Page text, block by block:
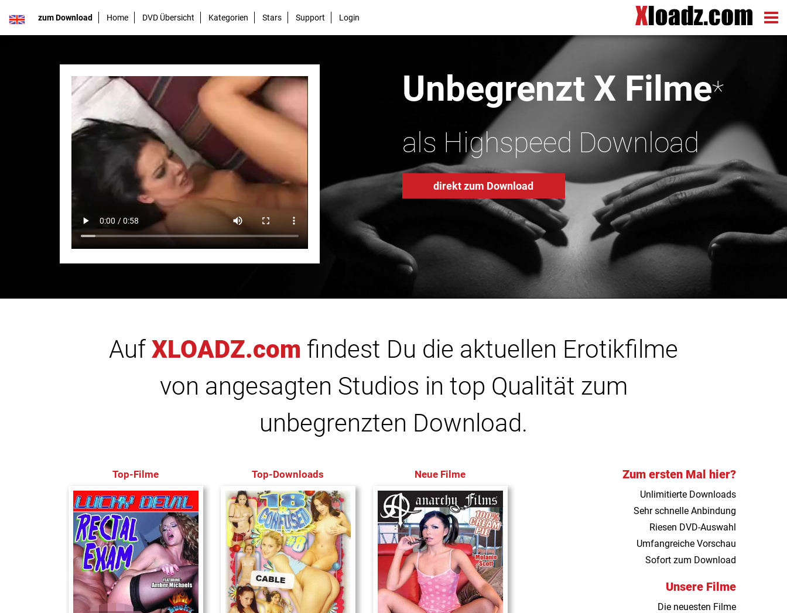
zum Download Home DVD Übersicht Kategorien Stars Support Login
Unbegrenzt X Filme*
als Highspeed Download
direkt zum Download
Auf XLOADZ.com findest Du die aktuellen Erotikfilme
von angesagten Studios in top Qualität zum
unbegrenzten Download.
Top-Filme Top-Downloads Neue Filme Zum ersten Mal hier?
Unlimitierte Downloads
Sehr schnelle Anbindung
Riesen DVD-Auswahl
Umfangreiche Vorschau
Sofort zum Download
Unsere Filme
Die neuesten Filme